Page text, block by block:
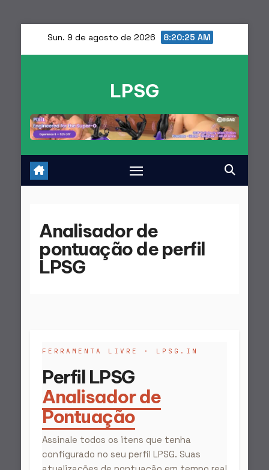
Sun. 9 de agosto de 2026 8:20:25 AM
LPSG
Analisador de
pontuação de perfil
LPSG
FERRAMENTA LIVRE · LPSG.IN
Perfil LPSG
Analisador de
Pontuação
Assinale todos os itens que tenha
configurado no seu perfil LPSG. Suas